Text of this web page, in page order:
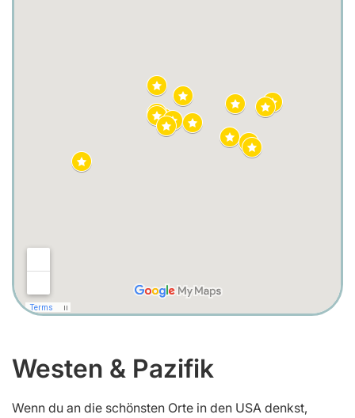
Westen & Pazifik
Wenn du an die schönsten Orte in den USA denkst,